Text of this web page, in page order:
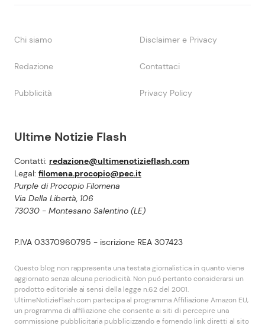
Ultime Notizie Flash
Contatti: redazione@ultimenotizieflash.com
Legal: filomena.procopio@pec.it
Purple di Procopio Filomena
Via Della Libertà, 106
73030 - Montesano Salentino (LE)
P.IVA 03370960795 - iscrizione REA 307423
Questo blog non rappresenta una testata giornalistica in quanto viene
aggiornato senza alcuna periodicità. Non puó pertanto considerarsi un
prodotto editoriale ai sensi della legge n.62 del 2001.
UltimeNotizieFlash.com partecipa al programma Affiliazione Amazon EU,
un programma di affiliazione che consente ai siti di percepire una
commissione pubblicitaria pubblicizzando e fornendo link diretti al sito
Chi siamo Disclaimer e Privacy
Redazione Contattaci
Pubblicità Privacy Policy